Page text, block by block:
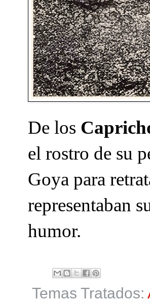
De los
el rostro de su
Goya para
representaban
humor.
Temas Tratados: